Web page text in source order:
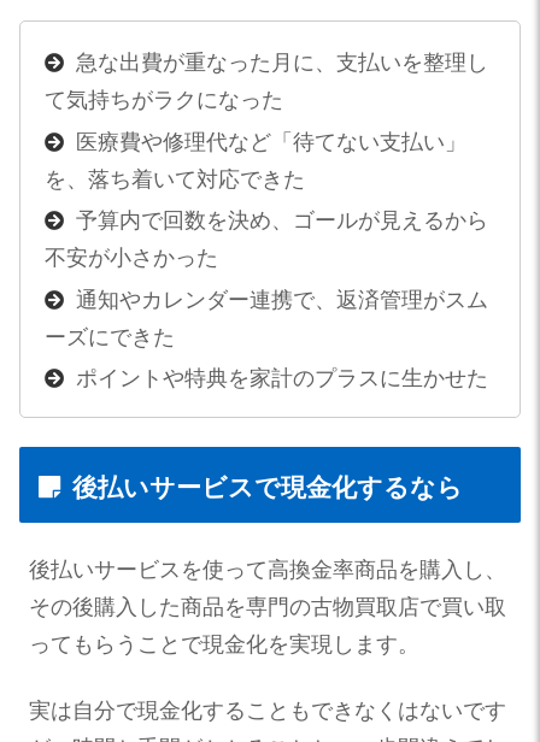
急な出費が重なった月に、支払いを整理し
て気持ちがラクになった
医療費や修理代など「待てない支払い」
を、落ち着いて対応できた
予算内で回数を決め、ゴールが見えるから
不安が小さかった
通知やカレンダー連携で、返済管理がスム
ーズにできた
ポイントや特典を家計のプラスに生かせた
後払いサービスで現金化するなら
後払いサービスを使って高換金率商品を購入し、
その後購入した商品を専門の古物買取店で買い取
ってもらうことで現金化を実現します。
実は自分で現金化することもできなくはないです